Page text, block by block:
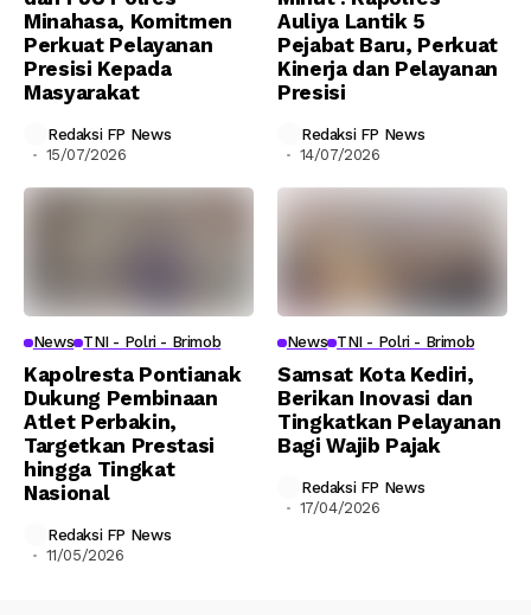
Minahasa, Komitmen
Perkuat Pelayanan
Presisi Kepada
Masyarakat
Redaksi FP News
15/07/2026
Auliya Lantik 5
Pejabat Baru, Perkuat
Kinerja dan Pelayanan
Presisi
Redaksi FP News
14/07/2026
News TNI - Polri - Brimob
Kapolresta Pontianak
Dukung Pembinaan
Atlet Perbakin,
Targetkan Prestasi
hingga Tingkat
Nasional
Redaksi FP News
11/05/2026
News TNI - Polri - Brimob
Samsat Kota Kediri,
Berikan Inovasi dan
Tingkatkan Pelayanan
Bagi Wajib Pajak
Redaksi FP News
17/04/2026